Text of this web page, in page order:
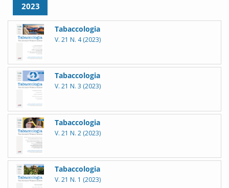
2023
Tabaccologia
V. 21 N. 4 (2023)
Tabaccologia
V. 21 N. 3 (2023)
Tabaccologia
V. 21 N. 2 (2023)
Tabaccologia
V. 21 N. 1 (2023)